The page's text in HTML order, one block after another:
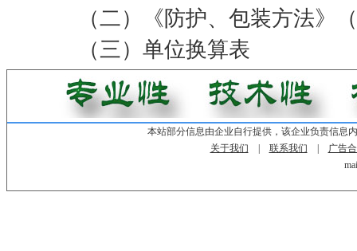
（二）《防护、包装方法》
（三）单位换算表
本站部分信息由企业自行提供，该企业负责信息
关于我们
联系我们
广告